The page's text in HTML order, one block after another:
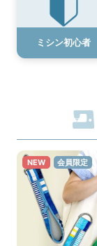
ミシン初心者
NEW 会員限定